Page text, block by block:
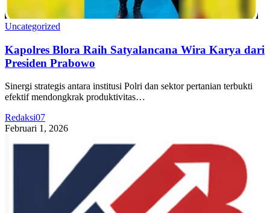
Uncategorized
Kapolres Blora Raih Satyalancana Wira Karya dari
Presiden Prabowo
Sinergi strategis antara institusi Polri dan sektor pertanian terbukti
efektif mendongkrak produktivitas…
Redaksi07
Februari 1, 2026